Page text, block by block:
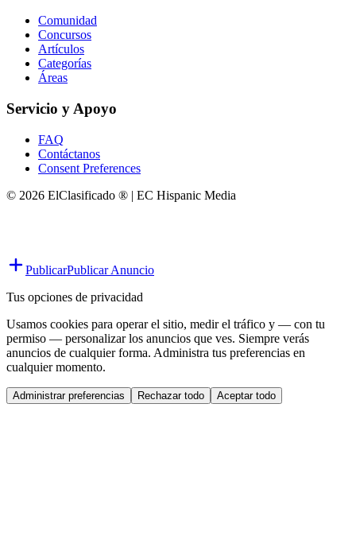
Comunidad
Concursos
Artículos
Categorías
Áreas
Servicio y Apoyo
FAQ
Contáctanos
Consent Preferences
© 2026 ElClasificado ® | EC Hispanic Media
PublicarPublicar Anuncio
Tus opciones de privacidad
Usamos cookies para operar el sitio, medir el tráfico y — con tu
permiso — personalizar los anuncios que ves. Siempre verás
anuncios de cualquier forma. Administra tus preferencias en
cualquier momento.
Administrar preferencias Rechazar todo Aceptar todo